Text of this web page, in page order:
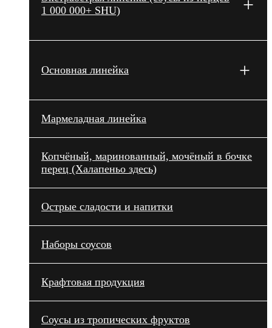
1 000 000+ SHU)
Основная линейка +
Мармеладная линейка
Копчёный, маринованный, мочёный в бочке
перец (Халапеньо здесь)
Острые сладости и напитки
Наборы соусов
Крафтовая продукция
Cоусы из тропических фруктов